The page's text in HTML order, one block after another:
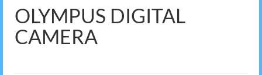
OLYMPUS DIGITAL
CAMERA